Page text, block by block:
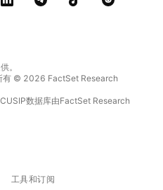
。
有 © 2026 FactSet Research
数据库由FactSet Research
工具和订阅